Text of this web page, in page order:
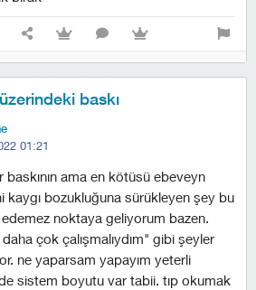
baskı
01:21
ama en kötüsü ebeveyn
kaygı bozukluğuna sürükleyen şey bu
edemez noktaya geliyorum bazen.
daha çok çalışmalıydım" gibi şeyler
ne yaparsam yapayım yeterli
sistem boyutu var tabii. tıp okumak